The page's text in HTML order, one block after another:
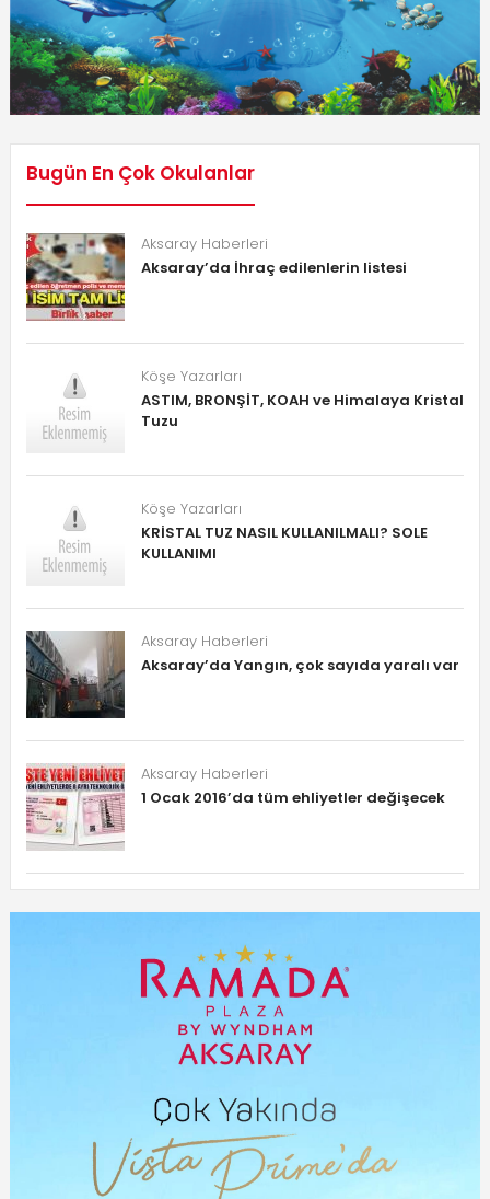
Bugün En Çok Okulanlar
Aksaray Haberleri
Aksaray’da İhraç edilenlerin listesi
Köşe Yazarları
ASTIM, BRONŞİT, KOAH ve Himalaya Kristal
Tuzu
Köşe Yazarları
KRİSTAL TUZ NASIL KULLANILMALI? SOLE
KULLANIMI
Aksaray Haberleri
Aksaray’da Yangın, çok sayıda yaralı var
Aksaray Haberleri
1 Ocak 2016’da tüm ehliyetler değişecek